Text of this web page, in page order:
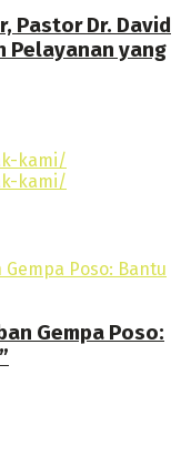
Pastor Dr. David
Pelayanan yang
Gempa Poso: